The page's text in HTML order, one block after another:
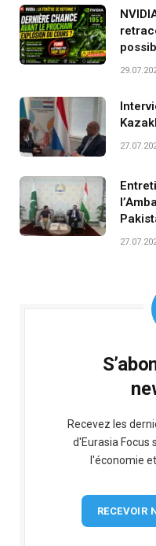
Recevez les
d'Eurasia Focus
l'économie
RECEVOIR